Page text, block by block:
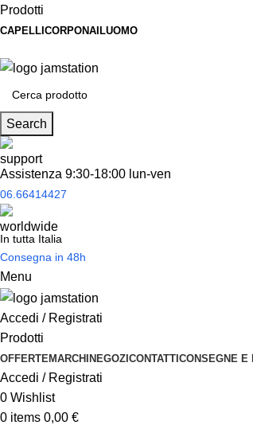
Prodotti
CAPELLI CORPONAILUOMO
Search
Assistenza 9:30-18:00 lun-ven
06.66414427
In tutta Italia
Consegna in 48h
Menu
Accedi / Registrati
Prodotti
OFFERTEMARCHINEGOZICONTATTICONSEGNE E
Accedi / Registrati
0 Wishlist
0 items 0,00 €